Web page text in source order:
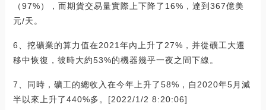
（97%），而期貨交易量實際上下降了16%，達到367億美
元/天。
6、挖礦業的算力值在2021年內上升了27%，并從礦工大遷
移中恢復，彼時大約53%的機器幾乎一夜之間下線。
7、同時，礦工的總收入在今年上升了58%，自2020年5月減
半以來上升了440%多。[2022/1/2 8:20:06]